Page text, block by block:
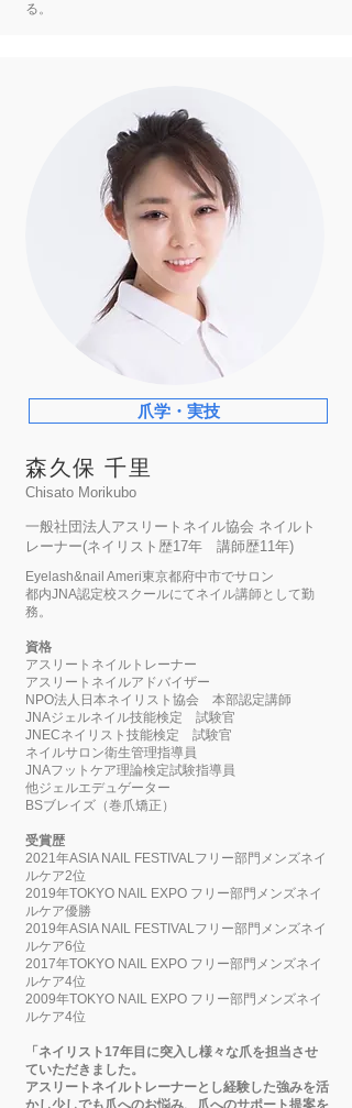
る。
爪学・実技
森久保 千里
Chisato Morikubo
一般社団法人アスリートネイル協会 ネイルト
レーナー(ネイリスト歴17年 講師歴11年)
Eyelash&nail Ameri東京都府中市でサロン
都内JNA認定校スクールにてネイル講師として勤
務。
資格
アスリートネイルトレーナー
アスリートネイルアドバイザー
NPO法人日本ネイリスト協会 本部認定講師
JNAジェルネイル技能検定 試験官
JNECネイリスト技能検定 試験官
ネイルサロン衛生管理指導員
JNAフットケア理論検定試験指導員
他ジェルエデュゲーター
BSブレイズ（巻爪矯正）
受賞歴
2021年ASIA NAIL FESTIVALフリー部門メンズネイ
ルケア2位
2019年TOKYO NAIL EXPO フリー部門メンズネイ
ルケア優勝
2019年ASIA NAIL FESTIVALフリー部門メンズネイ
ルケア6位
2017年TOKYO NAIL EXPO フリー部門メンズネイ
ルケア4位
2009年TOKYO NAIL EXPO フリー部門メンズネイ
ルケア4位
「ネイリスト17年目に突入し様々な爪を担当させ
ていただきました。
アスリートネイルトレーナーとし経験した強みを活
かし少しでも爪へのお悩み、爪へのサポート提案を